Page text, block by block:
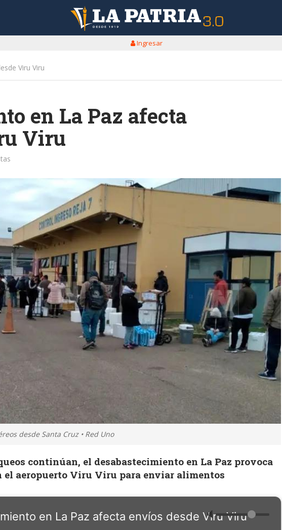
Ingresar
Viru Viru
en La Paz afecta
Viru
desde Santa Cruz • Red Uno
continúan, el desabastecimiento en La Paz provoca
el aeropuerto Viru Viru para enviar alimentos
en La Paz afecta envíos desde Viru Viru
🔈